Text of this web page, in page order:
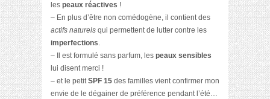
les peaux réactives !
– En plus d’être non comédogène, il contient des
actifs naturels qui permettent de lutter contre les
imperfections.
– Il est formulé sans parfum, les peaux sensibles
lui disent merci !
– et le petitSPF 15 des familles vient confirmer mon
envie de le dégainer de préférence pendant l’été…